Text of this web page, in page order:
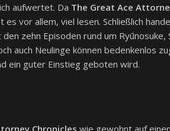
aufwertet. Da The Great Ace
vor allem, viel lesen. Schließlich
zehn Episoden rund um
auch Neulinge können bedenkenlos
ein guter Einstieg geboten wird.
Chronicles wie gewohnt auf